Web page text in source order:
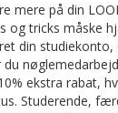
mere på din
og tricks måske
din
du
ekstra rabat,
Studerende,